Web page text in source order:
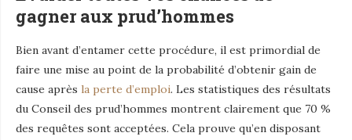
gagner aux prud’hommes
Bien avant d’entamer cette procédure, il est primordial de
faire une mise au point de la probabilité d’obtenir gain de
cause après la perte d’emploi. Les statistiques des résultats
du Conseil des prud’hommes montrent clairement que 70 %
des requêtes sont acceptées. Cela prouve qu’en disposant